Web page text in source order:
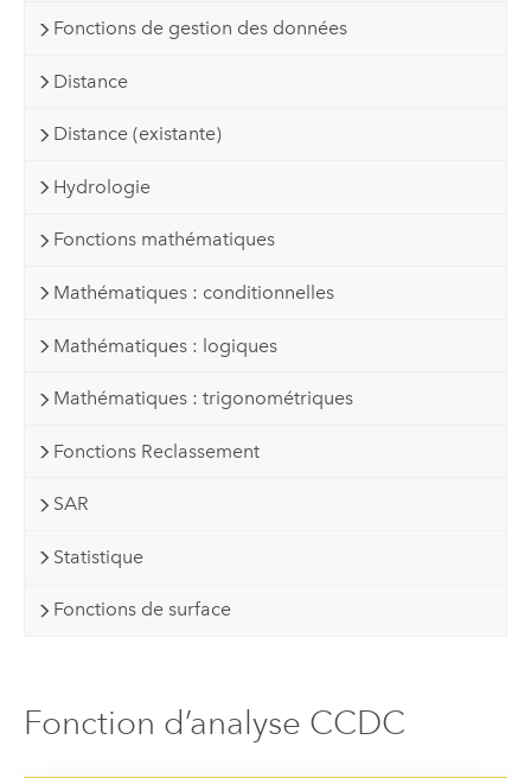
Fonctions de gestion des données
Distance
Distance (existante)
Hydrologie
Fonctions mathématiques
Mathématiques : conditionnelles
Mathématiques : logiques
Mathématiques : trigonométriques
Fonctions Reclassement
SAR
Statistique
Fonctions de surface
Fonction d’analyse CCDC